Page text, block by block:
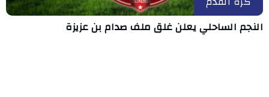
النجم الساحلي يعلن غلق ملف صدام بن عزيزة